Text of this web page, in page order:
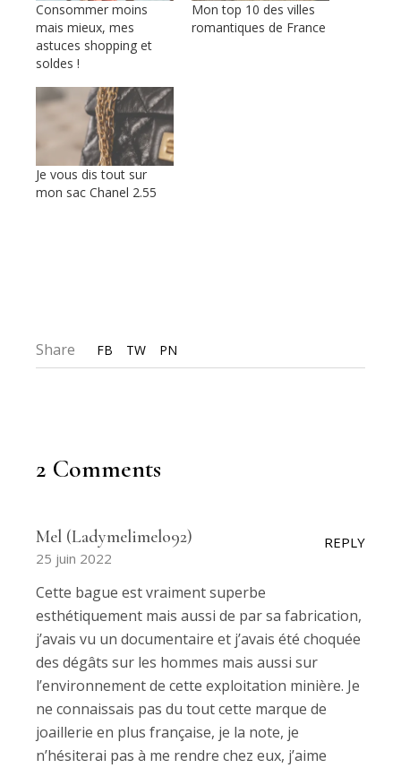
Consommer moins
mais mieux, mes
astuces shopping et
soldes !
Mon top 10 des villes
romantiques de France
Je vous dis tout sur
mon sac Chanel 2.55
Share FB TW PN
2 Comments
Mel (Ladymelimelo92)
25 juin 2022
REPLY
Cette bague est vraiment superbe
esthétiquement mais aussi de par sa fabrication,
j’avais vu un documentaire et j’avais été choquée
des dégâts sur les hommes mais aussi sur
l’environnement de cette exploitation minière. Je
ne connaissais pas du tout cette marque de
joaillerie en plus française, je la note, je
n’hésiterai pas à me rendre chez eux, j’aime